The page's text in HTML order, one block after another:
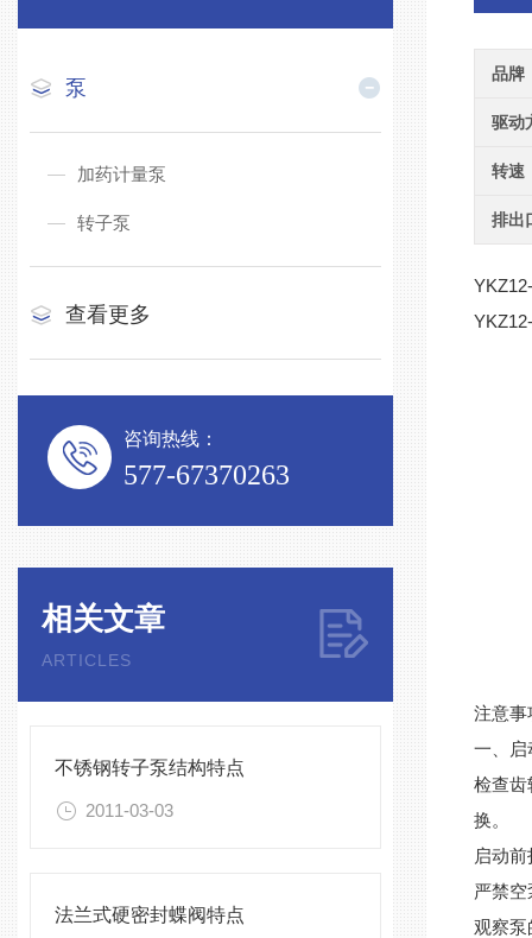
泵
加药计量泵
转子泵
查看更多
咨询热线：
577-67370263
相关文章
ARTICLES
不锈钢转子泵结构特点
2011-03-03
法兰式硬密封蝶阀特点
品牌
驱动
转速
排出
注意事
一、启
检查齿
换。
启动
严禁
观察泵